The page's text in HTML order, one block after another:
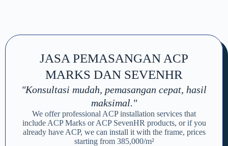
JASA PEMASANGAN ACP
MARKS DAN SEVENHR
"Konsultasi mudah, pemasangan cepat, hasil
maksimal."
We offer professional ACP installation services that
include ACP Marks or ACP SevenHR products, or if you
already have ACP, we can install it with the frame, prices
starting from 385,000/m²